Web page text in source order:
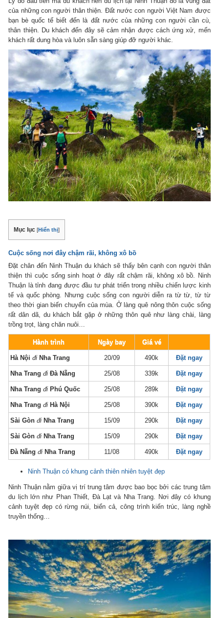
của những con người thân thiện. Đất nước con người Việt Nam được
bạn bè quốc tế biết đến là đất nước của những con người cần cù,
thân thiện. Du khách đến đây sẽ cảm nhận được cách ứng xử, mến
khách rất dung hòa và luôn sẵn sàng giúp đỡ người khác.
Mục lục [Hiển thị]
Cuộc sống nơi đây chậm rãi, không xô bồ
Đặt chân đến Ninh Thuận du khách sẽ thấy bên cạnh con người thân
thiện thì cuộc sống sinh hoạt ở đây rất chậm rãi, không xô bồ. Ninh
Thuận là tỉnh đang được đầu tư phát triển trong nhiều chiến lược kinh
tế và quốc phòng. Nhưng cuộc sống con người diễn ra từ từ, từ từ
theo thời gian biến chuyển của mùa. Ở làng quê nông thôn cuộc sống
rất dân dã, du khách bắt gặp ở những thôn quê như làng chài, làng
trồng trọt, làng chăn nuôi…
Hành trình Ngày bay Giá vé
Hà Nộiđi Nha Trang 20/09 490k Đặt ngay
Nha Trangđi Đà Nẵng 25/08 339k Đặt ngay
Nha Trangđi Phú Quốc 25/08 289k Đặt ngay
Nha Trangđi Hà Nội 25/08 390k Đặt ngay
Sài Gònđi Nha Trang 15/09 290k Đặt ngay
Sài Gònđi Nha Trang 15/09 290k Đặt ngay
Đà Nẵngđi Nha Trang 11/08 490k Đặt ngay
Ninh Thuận có khung cảnh thiên nhiên tuyệt đẹp
Ninh Thuận nằm giữa vị trí trung tâm được bao bọc bởi các trung tâm
du lịch lớn như Phan Thiết, Đà Lạt và Nha Trang. Nơi đây có khung
cảnh tuyệt đẹp có rừng núi, biển cả, công trình kiến trúc, làng nghề
truyền thống…